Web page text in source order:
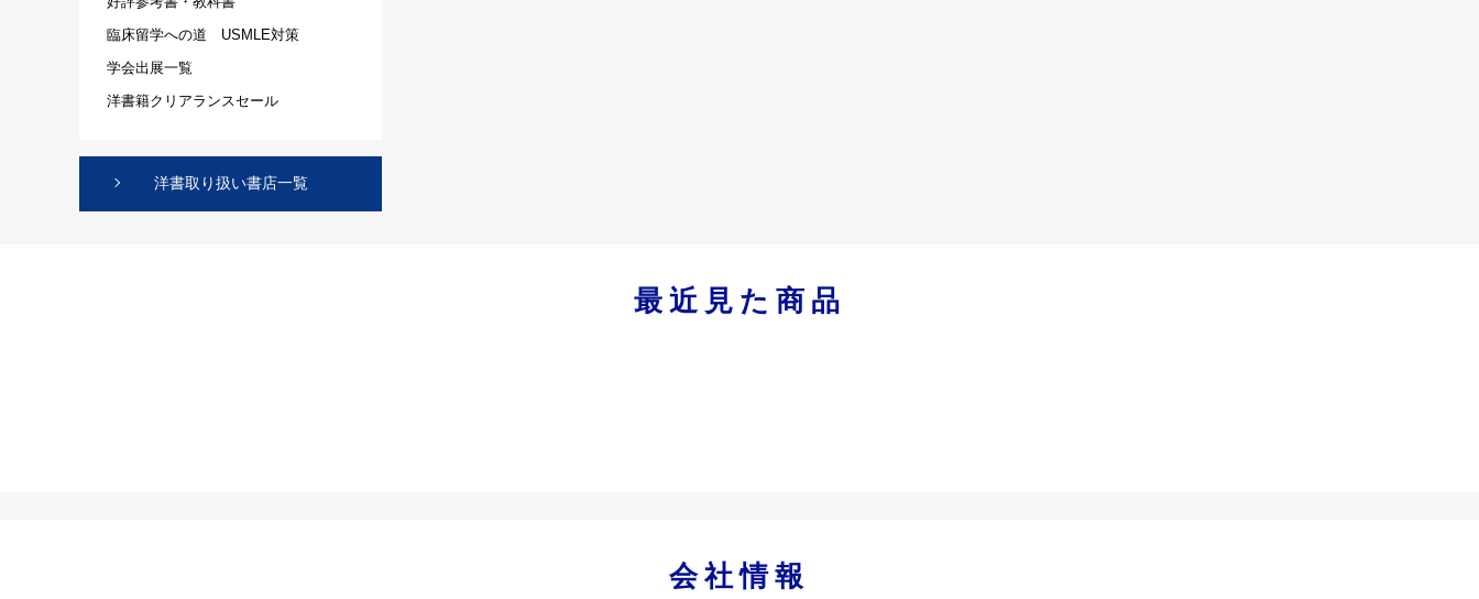
臨床留学への道 USMLE対策
学会出展一覧
洋書籍クリアランスセール
洋書取り扱い書店一覧
最近見た商品
会社情報